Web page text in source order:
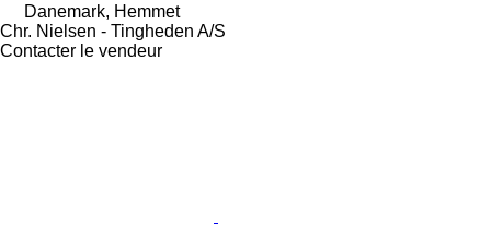
Danemark, Hemmet
Chr. Nielsen - Tingheden A/S
Contacter le vendeur